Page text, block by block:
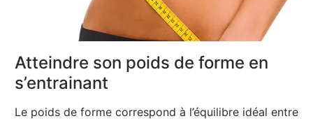
Atteindre son poids de forme en
s’entrainant
Le poids de forme correspond à l’équilibre idéal entre